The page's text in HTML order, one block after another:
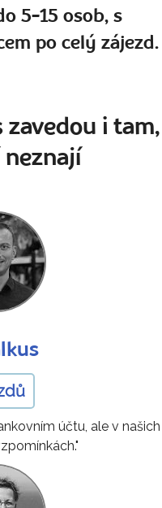
5-15 osob, s
po celý zájezd.
zavedou i tam,
neznají
účtu, ale v našich